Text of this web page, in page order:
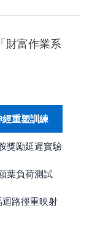
財富作業系
經重塑訓練
獎勵延遲實驗
葉負荷測試
迴路徑重映射